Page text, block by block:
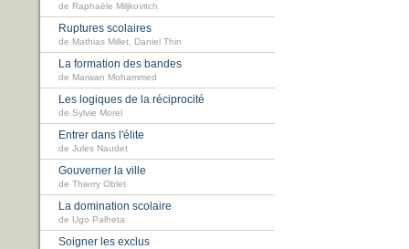
de Raphaële Miljkovitch
Ruptures scolaires
de Mathias Millet, Daniel Thin
La formation des bandes
de Marwan Mohammed
Les logiques de la réciprocité
de Sylvie Morel
Entrer dans l'élite
de Jules Naudet
Gouverner la ville
de Thierry Oblet
La domination scolaire
de Ugo Palheta
Soigner les exclus